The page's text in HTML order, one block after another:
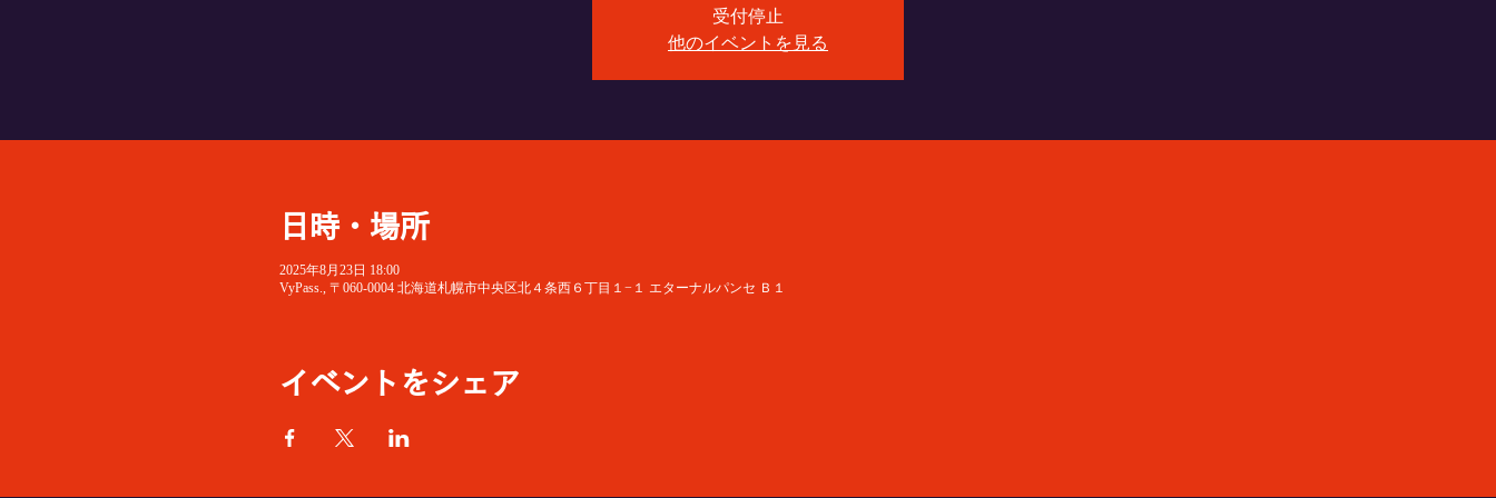
受付停止
他のイベントを見る
日時・場所
2025年8月23日 18:00
VyPass., 〒060-0004 北海道札幌市中央区北４条西６丁目１−１ エターナルパンセ Ｂ１
イベントをシェア